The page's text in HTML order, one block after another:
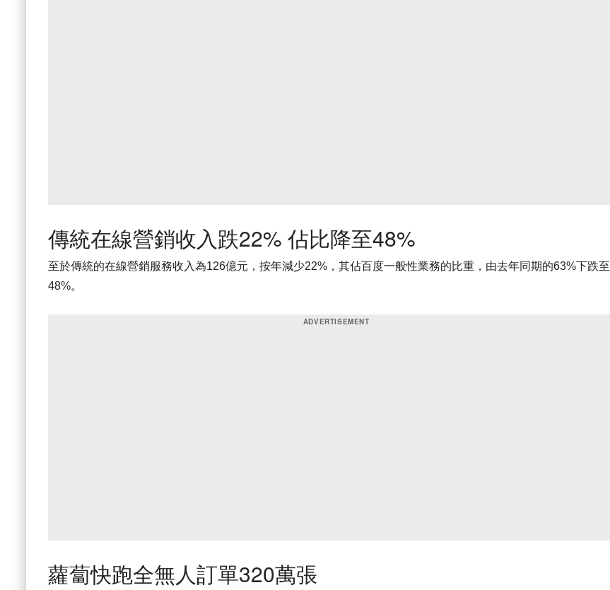
傳統在線營銷收入跌22% 佔比降至48%
至於傳統的在線營銷服務收入為126億元，按年減少22%，其佔百度一般性業務的比重，由去年同期的63%下跌至
48%。
蘿蔔快跑全無人訂單320萬張